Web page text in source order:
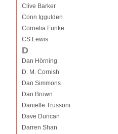
Clive Barker
Conn Iggulden
Cornelia Funke
CS Lewis
D
Dan Hörning
D. M. Cornish
Dan Simmons
Dan Brown
Danielle Trussoni
Dave Duncan
Darren Shan